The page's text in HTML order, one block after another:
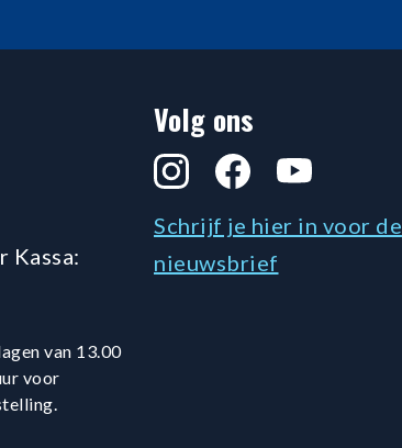
Kassa:
van 13.00
voor
Volg ons
InstagramFacebookYouTube
Schrijf je hier in voor de
nieuwsbrief